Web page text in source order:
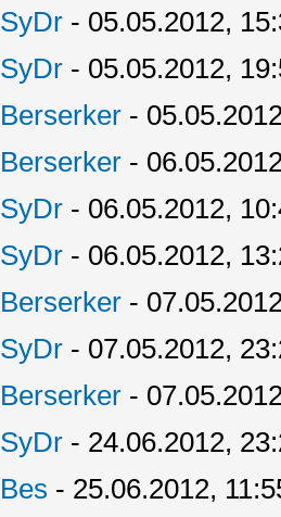
SyDr - 05.05.2012,
SyDr - 05.05.2012,
Berserker -
Berserker -
SyDr - 06.05.2012,
SyDr - 06.05.2012,
Berserker -
SyDr - 07.05.2012,
Berserker -
SyDr - 24.06.2012,
Bes - 25.06.2012,